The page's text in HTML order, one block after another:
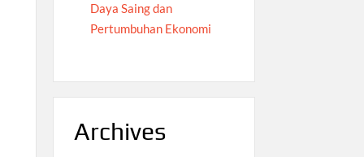
Daya Saing dan
Pertumbuhan Ekonomi
Archives